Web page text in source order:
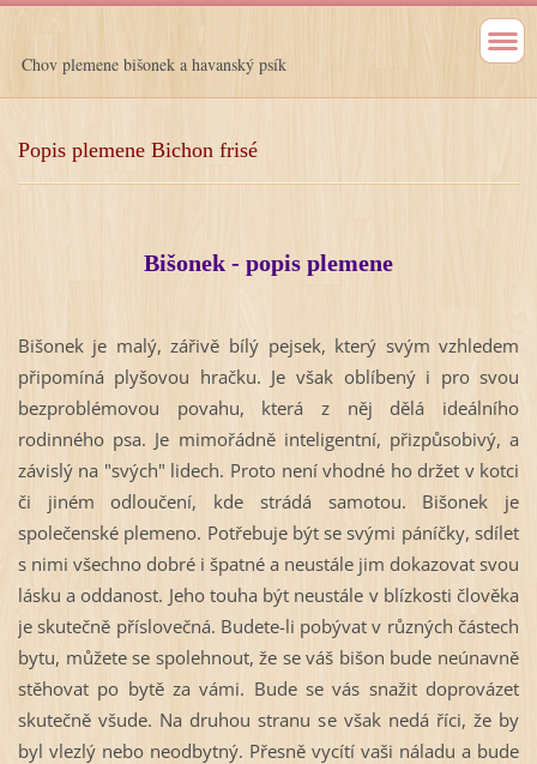
Chov plemene bišonek a havanský psík
Popis plemene Bichon frisé
Bišonek - popis plemene
Bišonek je malý, zářivě bílý pejsek, který svým vzhledem
připomíná plyšovou hračku. Je však oblíbený i pro svou
bezproblémovou povahu, která z něj dělá ideálního
rodinného psa. Je mimořádně inteligentní, přizpůsobivý, a
závislý na "svých" lidech. Proto není vhodné ho držet v kotci
či jiném odloučení, kde strádá samotou. Bišonek je
společenské plemeno. Potřebuje být se svými páníčky, sdílet
s nimi všechno dobré i špatné a neustále jim dokazovat svou
lásku a oddanost. Jeho touha být neustále v blízkosti člověka
je skutečně příslovečná. Budete-li pobývat v různých částech
bytu, můžete se spolehnout, že se váš bišon bude neúnavně
stěhovat po bytě za vámi. Bude se vás snažit doprovázet
skutečně všude. Na druhou stranu se však nedá říci, že by
byl vlezlý nebo neodbytný. Přesně vycítí vaši náladu a bude